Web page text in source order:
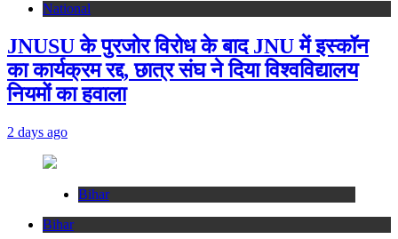
National
JNUSU के पुरजोर विरोध के बाद JNU में इस्कॉन
का कार्यक्रम रद्द, छात्र संघ ने दिया विश्वविद्यालय
नियमों का हवाला
2 days ago
Bihar
Bihar